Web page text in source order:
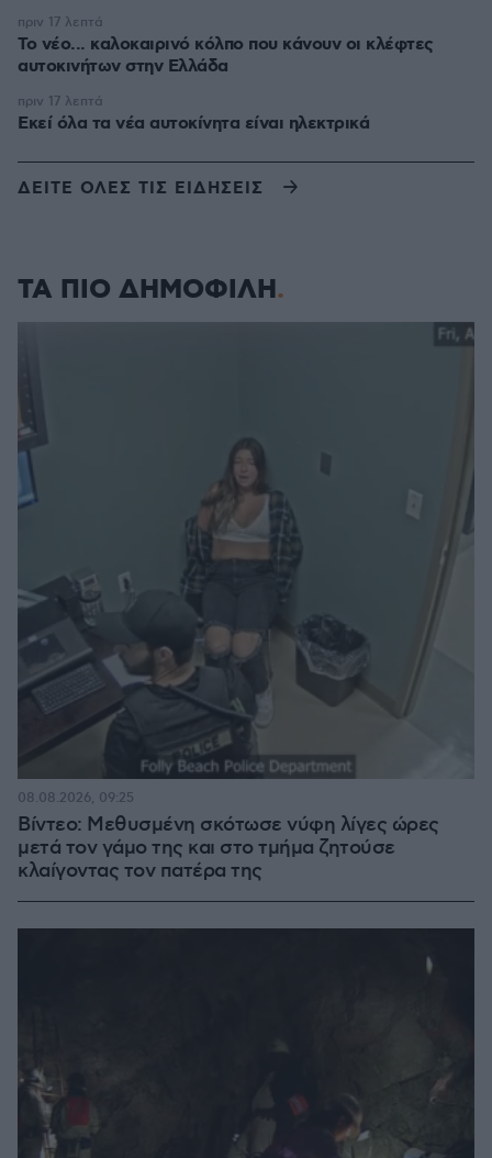
Το νέο... καλοκαιρινό κόλπο που κάνουν οι κλέφτες
αυτοκινήτων στην Ελλάδα
πριν 17 λεπτά
Εκεί όλα τα νέα αυτοκίνητα είναι ηλεκτρικά
πριν 17 λεπτά
ΔΕΙΤΕ ΟΛΕΣ ΤΙΣ ΕΙΔΗΣΕΙΣ
ΤΑ ΠΙΟ ΔΗΜΟΦΙΛΗ
Βίντεο: Μεθυσμένη σκότωσε νύφη λίγες ώρες
μετά τον γάμο της και στο τμήμα ζητούσε
κλαίγοντας τον πατέρα της
08.08.2026, 09:25